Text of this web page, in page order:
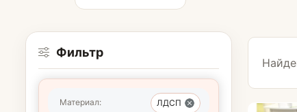
Фильтр
Материал: ЛДСП